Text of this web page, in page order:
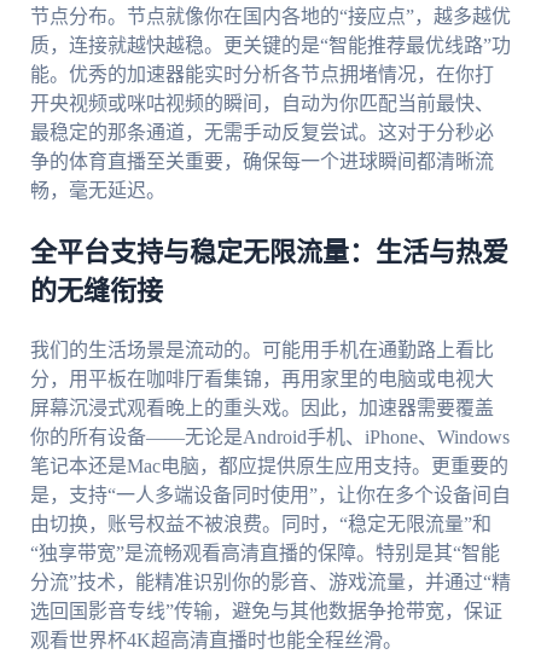
节点分布。节点就像你在国内各地的“接应点”，越多越优
质，连接就越快越稳。更关键的是“智能推荐最优线路”功
能。优秀的加速器能实时分析各节点拥堵情况，在你打
开央视频或咪咕视频的瞬间，自动为你匹配当前最快、
最稳定的那条通道，无需手动反复尝试。这对于分秒必
争的体育直播至关重要，确保每一个进球瞬间都清晰流
畅，毫无延迟。
全平台支持与稳定无限流量：生活与热爱
的无缝衔接
我们的生活场景是流动的。可能用手机在通勤路上看比
分，用平板在咖啡厅看集锦，再用家里的电脑或电视大
屏幕沉浸式观看晚上的重头戏。因此，加速器需要覆盖
你的所有设备——无论是Android手机、iPhone、Windows
笔记本还是Mac电脑，都应提供原生应用支持。更重要的
是，支持“一人多端设备同时使用”，让你在多个设备间自
由切换，账号权益不被浪费。同时，“稳定无限流量”和
“独享带宽”是流畅观看高清直播的保障。特别是其“智能
分流”技术，能精准识别你的影音、游戏流量，并通过“精
选回国影音专线”传输，避免与其他数据争抢带宽，保证
观看世界杯4K超高清直播时也能全程丝滑。